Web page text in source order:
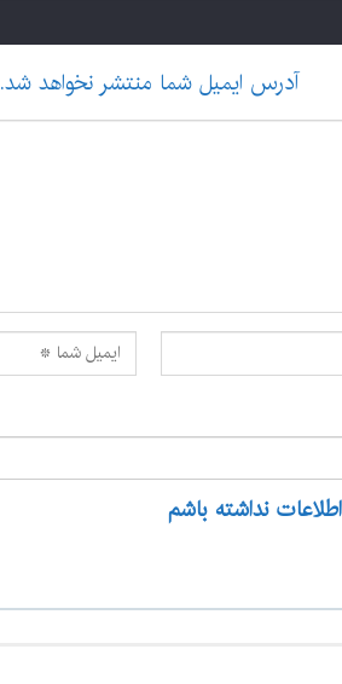
آدرس ایمیل شما منتشر نخواهد شد.
نداشته باشم